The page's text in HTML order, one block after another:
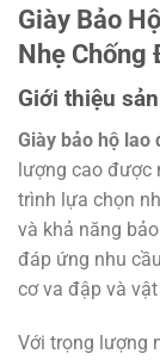
Giày Bảo
Nhẹ Chống
Giới thiệu
Giày bảo hộ lao
lượng cao được
trình lựa chọn
và khả năng
đáp ứng nhu
cơ va đập và
Với trọng lượng